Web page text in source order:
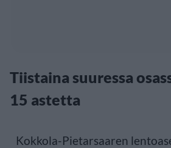
Tiistaina suuressa
15 astetta
Kokkola-Pietarsaaren